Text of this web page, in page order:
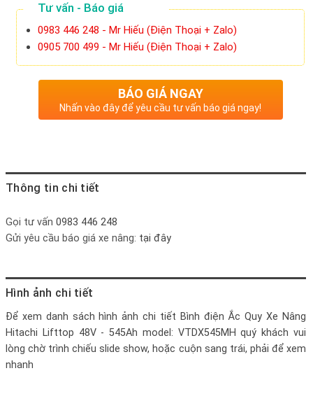
Tư vấn - Báo giá
0983 446 248 - Mr Hiếu (Điện Thoại + Zalo)
0905 700 499 - Mr Hiếu (Điện Thoại + Zalo)
BÁO GIÁ NGAY
Nhấn vào đây để yêu cầu tư vấn báo giá ngay!
Thông tin chi tiết
Gọi tư vấn 0983 446 248
Gửi yêu cầu báo giá xe nâng: tại đây
Hình ảnh chi tiết
Để xem danh sách hình ảnh chi tiết Bình điện Ắc Quy Xe Nâng
Hitachi Lifttop 48V - 545Ah model: VTDX545MH quý khách vui
lòng chờ trình chiếu slide show, hoặc cuộn sang trái, phải để xem
nhanh